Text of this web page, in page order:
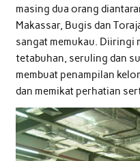
masing dua orang
Makassar, Bugis dan
sangat memukau. Diiringi
tetabuhan, seruling dan
membuat penampilan
dan memikat perhatian